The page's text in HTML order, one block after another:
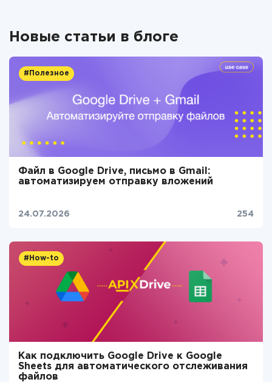
Новые статьи в блоге
#Полезное
Файл в Google Drive, письмо в Gmail:
автоматизируем отправку вложений
24.07.2026 254
#How-to
Как подключить Google Drive к Google
Sheets для автоматического отслеживания
файлов